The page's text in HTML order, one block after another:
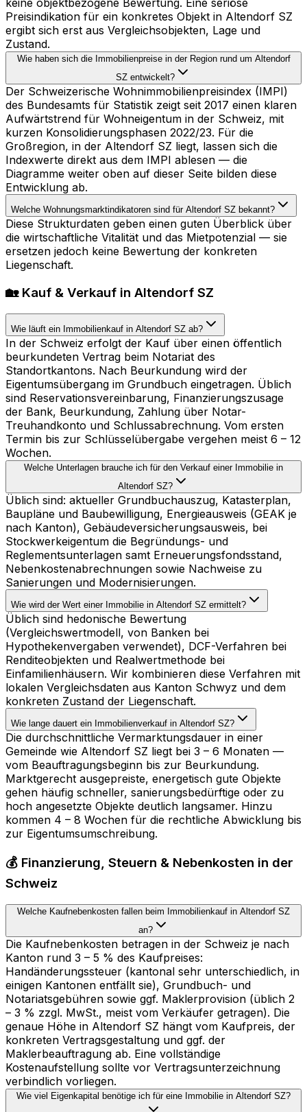
keine objektbezogene Bewertung. Eine seriöse
Preisindikation für ein konkretes Objekt in Altendorf SZ
ergibt sich erst aus Vergleichsobjekten, Lage und
Zustand.
Wie haben sich die Immobilienpreise in der Region rund um Altendorf
SZ entwickelt?
Der Schweizerische Wohnimmobilienpreisindex (IMPI)
des Bundesamts für Statistik zeigt seit 2017 einen klaren
Aufwärtstrend für Wohneigentum in der Schweiz, mit
kurzen Konsolidierungsphasen 2022/23. Für die
Großregion, in der Altendorf SZ liegt, lassen sich die
Indexwerte direkt aus dem IMPI ablesen — die
Diagramme weiter oben auf dieser Seite bilden diese
Entwicklung ab.
Welche Wohnungsmarktindikatoren sind für Altendorf SZ bekannt?
Diese Strukturdaten geben einen guten Überblick über
die wirtschaftliche Vitalität und das Mietpotenzial — sie
ersetzen jedoch keine Bewertung der konkreten
Liegenschaft.
🏡 Kauf & Verkauf in Altendorf SZ
Wie läuft ein Immobilienkauf in Altendorf SZ ab?
In der Schweiz erfolgt der Kauf über einen öffentlich
beurkundeten Vertrag beim Notariat des
Standortkantons. Nach Beurkundung wird der
Eigentumsübergang im Grundbuch eingetragen. Üblich
sind Reservationsvereinbarung, Finanzierungszusage
der Bank, Beurkundung, Zahlung über Notar-
Treuhandkonto und Schlussabrechnung. Vom ersten
Termin bis zur Schlüsselübergabe vergehen meist 6 – 12
Wochen.
Welche Unterlagen brauche ich für den Verkauf einer Immobilie in
Altendorf SZ?
Üblich sind: aktueller Grundbuchauszug, Katasterplan,
Baupläne und Baubewilligung, Energieausweis (GEAK je
nach Kanton), Gebäudeversicherungsausweis, bei
Stockwerkeigentum die Begründungs- und
Reglementsunterlagen samt Erneuerungsfondsstand,
Nebenkostenabrechnungen sowie Nachweise zu
Sanierungen und Modernisierungen.
Wie wird der Wert einer Immobilie in Altendorf SZ ermittelt?
Üblich sind hedonische Bewertung
(Vergleichswertmodell, von Banken bei
Hypothekenvergaben verwendet), DCF-Verfahren bei
Renditeobjekten und Realwertmethode bei
Einfamilienhäusern. Wir kombinieren diese Verfahren mit
lokalen Vergleichsdaten aus Kanton Schwyz und dem
konkreten Zustand der Liegenschaft.
Wie lange dauert ein Immobilienverkauf in Altendorf SZ?
Die durchschnittliche Vermarktungsdauer in einer
Gemeinde wie Altendorf SZ liegt bei 3 – 6 Monaten —
vom Beauftragungsbeginn bis zur Beurkundung.
Marktgerecht ausgepreiste, energetisch gute Objekte
gehen häufig schneller, sanierungsbedürftige oder zu
hoch angesetzte Objekte deutlich langsamer. Hinzu
kommen 4 – 8 Wochen für die rechtliche Abwicklung bis
zur Eigentumsumschreibung.
💰 Finanzierung, Steuern & Nebenkosten in der
Schweiz
Welche Kaufnebenkosten fallen beim Immobilienkauf in Altendorf SZ
an?
Die Kaufnebenkosten betragen in der Schweiz je nach
Kanton rund 3 – 5 % des Kaufpreises:
Handänderungssteuer (kantonal sehr unterschiedlich, in
einigen Kantonen entfällt sie), Grundbuch- und
Notariatsgebühren sowie ggf. Maklerprovision (üblich 2
– 3 % zzgl. MwSt., meist vom Verkäufer getragen). Die
genaue Höhe in Altendorf SZ hängt vom Kaufpreis, der
konkreten Vertragsgestaltung und ggf. der
Maklerbeauftragung ab. Eine vollständige
Kostenaufstellung sollte vor Vertragsunterzeichnung
verbindlich vorliegen.
Wie viel Eigenkapital benötige ich für eine Immobilie in Altendorf SZ?